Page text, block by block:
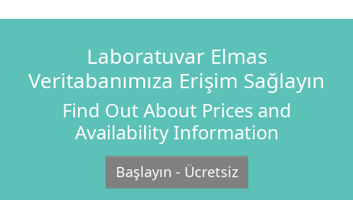
Laboratuvar Elmas
Veritabanımıza Erişim Sağlayın
Find Out About Prices and
Availability Information
Başlayın - Ücretsiz